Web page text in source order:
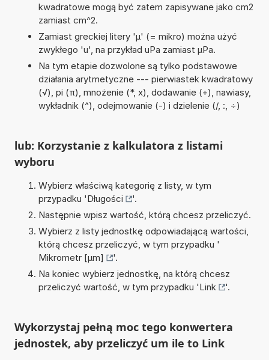
kwadratowe mogą być zatem zapisywane jako cm2
zamiast cm^2.
Zamiast greckiej litery 'µ' (= mikro) można użyć
zwykłego 'u', na przykład uPa zamiast µPa.
Na tym etapie dozwolone są tylko podstawowe
działania arytmetyczne --- pierwiastek kwadratowy
(√), pi (π), mnożenie (*, x), dodawanie (+), nawiasy,
wykładnik (^), odejmowanie (-) i dzielenie (/, :, ÷)
lub: Korzystanie z kalkulatora z listami
wyboru
Wybierz właściwą kategorię z listy, w tym
przypadku 'Długości
'.
Następnie wpisz wartość, którą chcesz przeliczyć.
Wybierz z listy jednostkę odpowiadającą wartości,
którą chcesz przeliczyć, w tym przypadku '
Mikrometr [µm]
'.
Na koniec wybierz jednostkę, na którą chcesz
przeliczyć wartość, w tym przypadku 'Link '.
Wykorzystaj pełną moc tego konwertera
jednostek, aby przeliczyć um ile to Link